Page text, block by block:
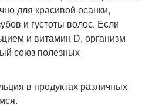
для красивой осанки,
и густоты волос. Если
и витамин D, организм
союз полезных
в продуктах различных